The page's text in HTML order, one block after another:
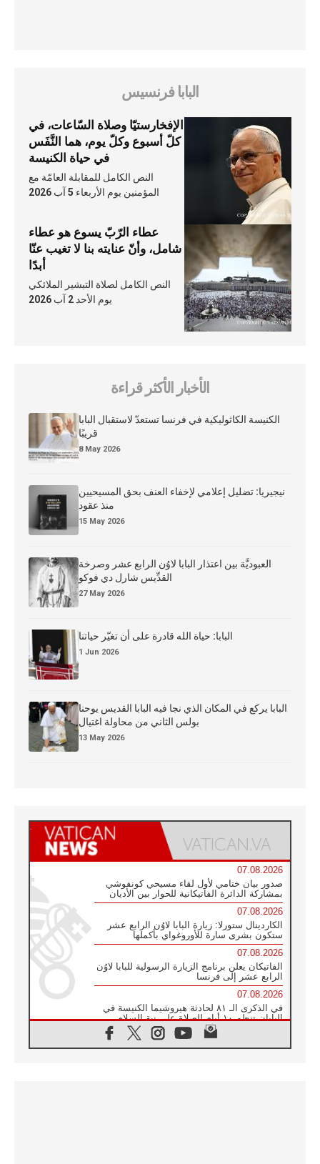
البابا فرنسيس
الإفخارستيّا وصلاة السّاعات، في
كلّ أسبوع وكلّ يوم، هما النَّفَس
في حياة الكنيسة
النص الكامل للمقابلة العامّة مع
المؤمنين يوم الأربعاء 5 آب 2026
عطاء الرّبّ يسوع هو عطاء
شامل، وأنّ عنايته بنا لا تغيب عنّا
أبدًا
النص الكامل لصلاة التبشير الملائكي
يوم الأحد 2 آب 2026
الأخبار الأكثر قراءة
الكنيسة الكاثوليكية في فرنسا تستعدّ لاستقبال البابا
قريبًا
8 May 2026
نيجيريا: تضليل إعلامي لإخفاء العنف بحق المسيحيين
منذ عقود
15 May 2026
العبوديَّة بين اعتذار البابا لاوُن الرابع عشر وصرخة
القدِّيس شارل دي فوكو
27 May 2026
البابا: حياة الله قادرة على أن تغيّر حياتنا
1 Jun 2026
البابا يركع في المكان الذي نجا فيه البابا القديس يوحنا
بولس الثاني من محاولة اغتيال
13 May 2026
07.08.2026
صدور بيان ختامي لأول لقاء مسيحي كونفوشي
بمشاركة الدائرة الفاتيكانية للحوار بين الأديان
07.08.2026
الكاردينال ستورلا: زيارة البابا لاوُن الرابع عشر
ستكون بشرى سارة للأوروغواي بأكملها
07.08.2026
الفاتيكان يعلن برنامج الزيارة الرسولية للبابا لاوُن
الرابع عشر إلى فرنسا
07.08.2026
في الذكرى الـ ٨١ لحادثة هيروشيما الكنيسة في
اليابان تنظم ١٠ أيام للصلاة على نية السلام
الكنيسة في الأوروغواي: زيارة البابا ستعزز